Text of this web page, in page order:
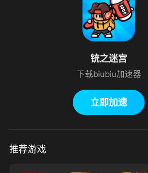
铳之迷宫
下载biubiu加速器
立即加速
推荐游戏